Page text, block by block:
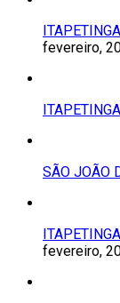
fevereiro,
SÃO JOÃO
fevereiro,